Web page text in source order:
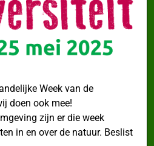
Week van de
doen ook mee!
zijn er die week
in en over de natuur. Beslist